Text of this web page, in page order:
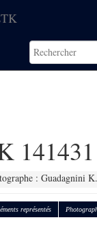
141431
: Guadagnini K.
représentés